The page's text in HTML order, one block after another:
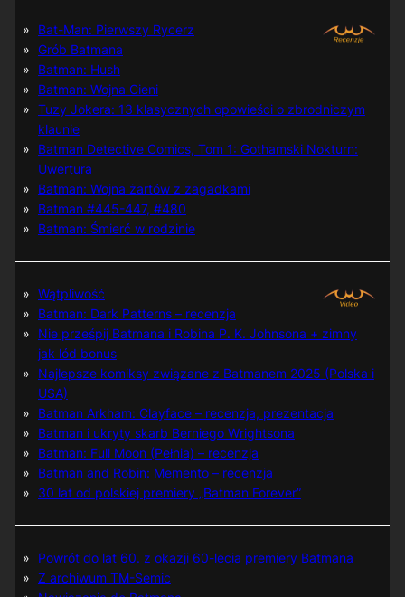
Bat-Man: Pierwszy Rycerz
Grób Batmana
Batman: Hush
Batman: Wojna Cieni
Tuzy Jokera: 13 klasycznych opowieści o zbrodniczym
klaunie
Batman Detective Comics, Tom 1: Gothamski Nokturn:
Uwertura
Batman: Wojna żartów z zagadkami
Batman #445-447, #480
Batman: Śmierć w rodzinie
Wątpliwość
Batman: Dark Patterns – recenzja
Nie prześpij Batmana i Robina P. K. Johnsona + zimny
jak lód bonus
Najlepsze komiksy związane z Batmanem 2025 (Polska i
USA)
Batman Arkham: Clayface – recenzja, prezentacja
Batman i ukryty skarb Berniego Wrightsona
Batman: Full Moon (Pełnia) – recenzja
Batman and Robin: Memento – recenzja
30 lat od polskiej premiery „Batman Forever”
Powrót do lat 60. z okazji 60-lecia premiery Batmana
Z archiwum TM-Semic